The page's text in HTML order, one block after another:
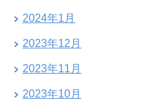
2024年1月
2023年12月
2023年11月
2023年10月